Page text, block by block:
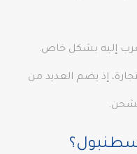
إليه بشكل خاص.
إذ يضم العديد من